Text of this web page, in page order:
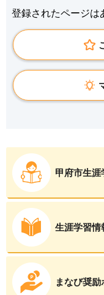
登録されたページは
甲府市生涯
生涯学習情
まなび奨